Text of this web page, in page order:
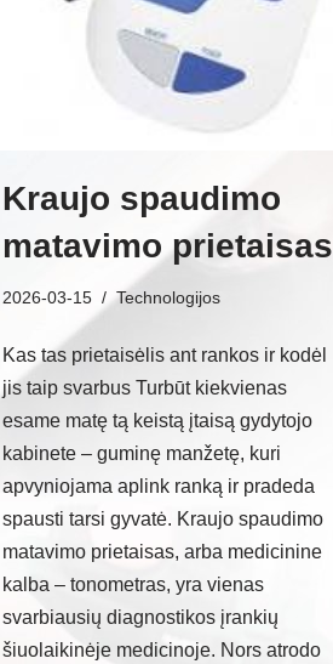
Kraujo spaudimo
matavimo prietaisas
2026-03-15 Technologijos
Kas tas prietaisėlis ant rankos ir kodėl
jis taip svarbus Turbūt kiekvienas
esame matę tą keistą įtaisą gydytojo
kabinete – guminę manžetę, kuri
apvyniojama aplink ranką ir pradeda
spausti tarsi gyvatė. Kraujo spaudimo
matavimo prietaisas, arba medicinine
kalba – tonometras, yra vienas
svarbiausių diagnostikos įrankių
šiuolaikinėje medicinoje. Nors atrodo